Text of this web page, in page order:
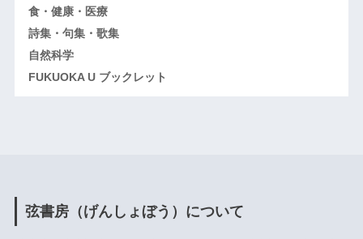
食・健康・医療
詩集・句集・歌集
自然科学
FUKUOKA U ブックレット
弦書房（げんしょぼう）について